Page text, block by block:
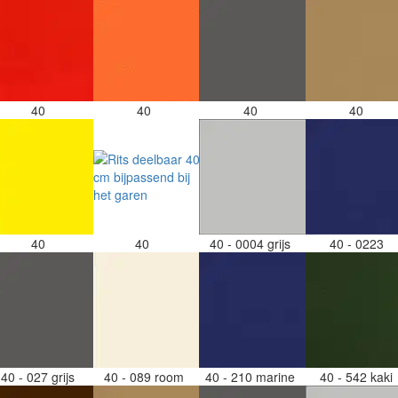
40 40 40 40
40 40 40 - 0004 grijs 40 - 0223
40 - 027 grijs 40 - 089 room 40 - 210 marine 40 - 542 kaki